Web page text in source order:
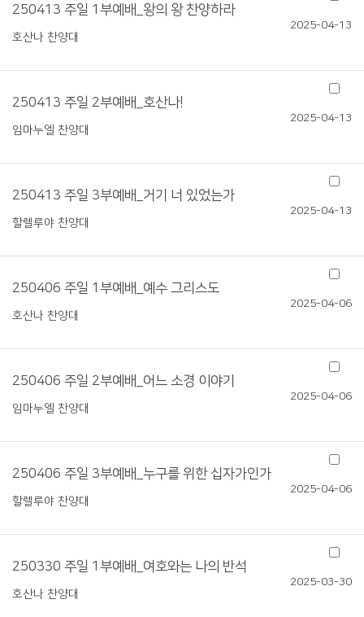
250413 주일 1부예배_왕의 왕 찬양하라
호산나 찬양대
2025-04-13
250413 주일 2부예배_호산나!
임마누엘 찬양대
2025-04-13
250413 주일 3부예배_거기 너 있었는가
할렐루야 찬양대
2025-04-13
250406 주일 1부예배_예수 그리스도
호산나 찬양대
2025-04-06
250406 주일 2부예배_어느 소경 이야기
임마누엘 찬양대
2025-04-06
250406 주일 3부예배_누구를 위한 십자가인가
할렐루야 찬양대
2025-04-06
250330 주일 1부예배_여호와는 나의 반석
호산나 찬양대
2025-03-30